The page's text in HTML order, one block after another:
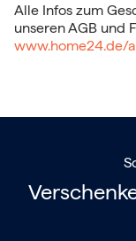
Alle Infos zum
unseren AGB und
www.home24.de/